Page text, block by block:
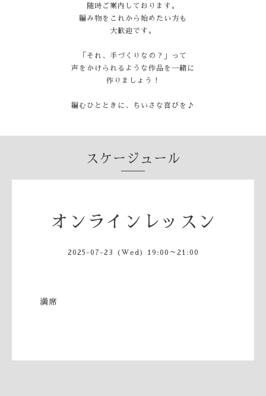
随時ご案内しております。
編み物をこれから始めたい方も
大歓迎です。
「それ、手づくりなの？」って
声をかけられるような作品を一緒に
作りましょう！
編むひとときに、ちいさな喜びを♪
スケージュール
オンラインレッスン
2025-07-23 (Wed) 19:00～21:00
満席